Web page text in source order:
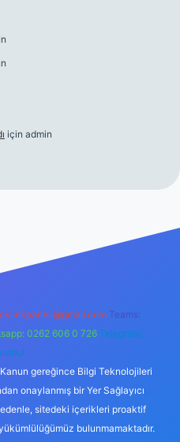
için admin
hiltonbet yeni giriş
Teams:
0262 606 0 726 Telegram:
Kanun gereğince Bilgi Teknolojileri
onaylanmış bir Yer Sağlayıcı
sitedeki içerikleri proaktif
bulunmamaktadır.